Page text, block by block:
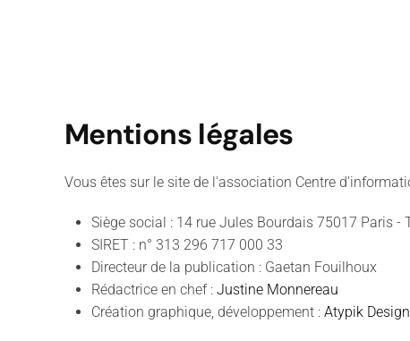
Mentions légales
Vous êtes sur le site de l'association Centre
Siège social : 14 rue Jules Bourdais 75017 Paris -
SIRET : n° 313 296 717 000 33
Directeur de la publication : Gaetan Fouilhoux
Rédactrice en chef : Justine Monnereau
Création graphique, développement : Atypik Design